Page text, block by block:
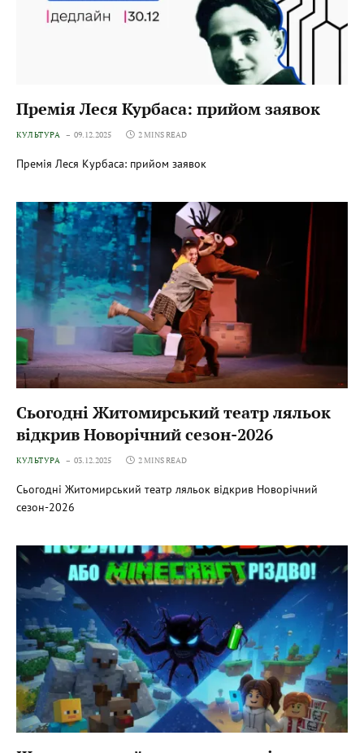
Премія Леся Курбаса: прийом заявок
КУЛЬТУРА 09.12.2025 2 MINS READ
Премія Леся Курбаса: прийом заявок
Сьогодні Житомирський театр ляльок
відкрив Новорічний сезон-2026
КУЛЬТУРА 03.12.2025 2 MINS READ
Сьогодні Житомирський театр ляльок відкрив Новорічний
сезон-2026